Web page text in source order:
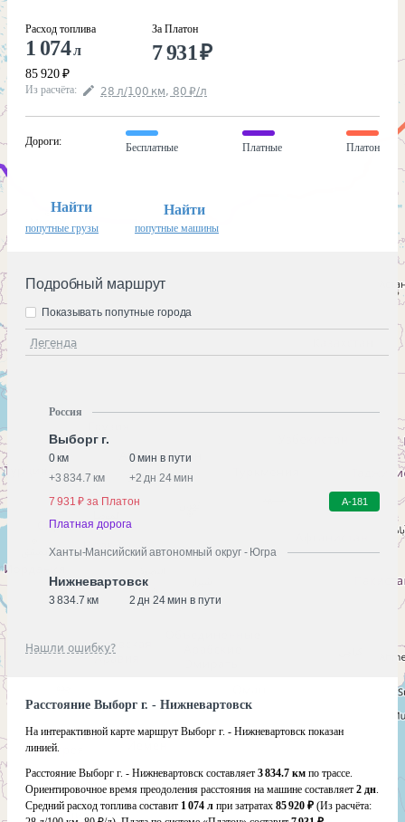
Расход топлива
1 074л
85 920 ₽
За Платон
7 931₽
Из расчёта: 28 л/100 км, 80 ₽/л
Дороги:
Бесплатные Платные Платон
Найти
попутные грузы
Найти
попутные машины
Подробный маршрут
Легенда
Показывать попутные города
Россия
Выборг г.
0 км
0 мин в пути
+3 834.7 км +2 дн 24 мин
7 931 ₽ за Платон
А-181
Платная дорога
Ханты-Мансийский автономный округ - Югра
Нижневартовск
3 834.7 км 2 дн 24 мин в пути
Нашли ошибку?
Расстояние Выборг г. - Нижневартовск
На интерактивной карте маршрут Выборг г. - Нижневартовск показан
линией.
Расстояние Выборг г. - Нижневартовск составляет 3 834.7 км по трассе.
Ориентировочное время преодоления расстояния на машине составляет 2 дн.
Средний расход топлива составит 1 074 л при затратах 85 920 ₽ (Из расчёта: